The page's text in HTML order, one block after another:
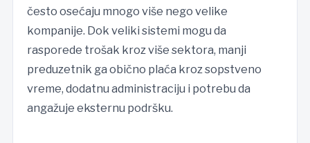
često osećaju mnogo više nego velike
kompanije. Dok veliki sistemi mogu da
rasporede trošak kroz više sektora, manji
preduzetnik ga obično plaća kroz sopstveno
vreme, dodatnu administraciju i potrebu da
angažuje eksternu podršku.